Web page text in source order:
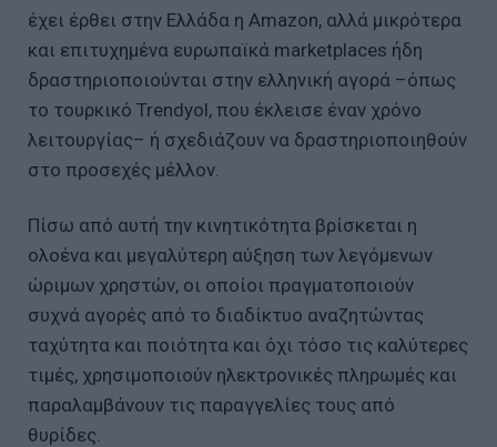
έχει έρθει στην Ελλάδα η Amazon, αλλά μικρότερα
και επιτυχημένα ευρωπαϊκά marketplaces ήδη
δραστηριοποιούνται στην ελληνική αγορά –όπως
το τουρκικό Trendyol, που έκλεισε έναν χρόνο
λειτουργίας– ή σχεδιάζουν να δραστηριοποιηθούν
στο προσεχές μέλλον.
Πίσω από αυτή την κινητικότητα βρίσκεται η
ολοένα και μεγαλύτερη αύξηση των λεγόμενων
ώριμων χρηστών, οι οποίοι πραγματοποιούν
συχνά αγορές από το διαδίκτυο αναζητώντας
ταχύτητα και ποιότητα και όχι τόσο τις καλύτερες
τιμές, χρησιμοποιούν ηλεκτρονικές πληρωμές και
παραλαμβάνουν τις παραγγελίες τους από
θυρίδες.